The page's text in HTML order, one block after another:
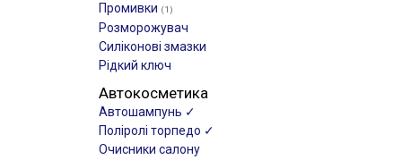
Промивки (1)
Розморожувач
Силіконові змазки
Рідкий ключ
Автокосметика
Автошампунь ✓
Поліролі торпедо ✓
Очисники салону